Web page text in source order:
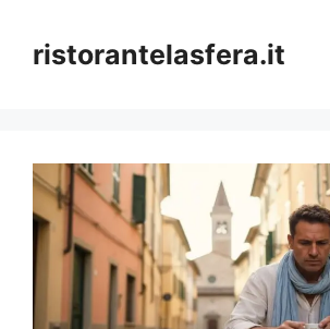
contentristorantelasfera.it